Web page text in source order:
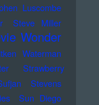
Luscombe
Steve Miller
Wonder
Waterman
Strawberry
Stevens
Sun Diego